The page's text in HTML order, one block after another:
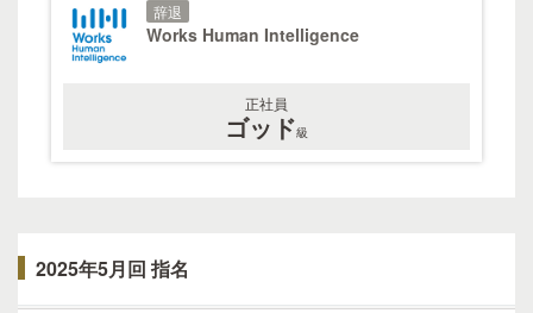
辞退
Works Human Intelligence
正社員
ゴッド級
2025年5月回 指名